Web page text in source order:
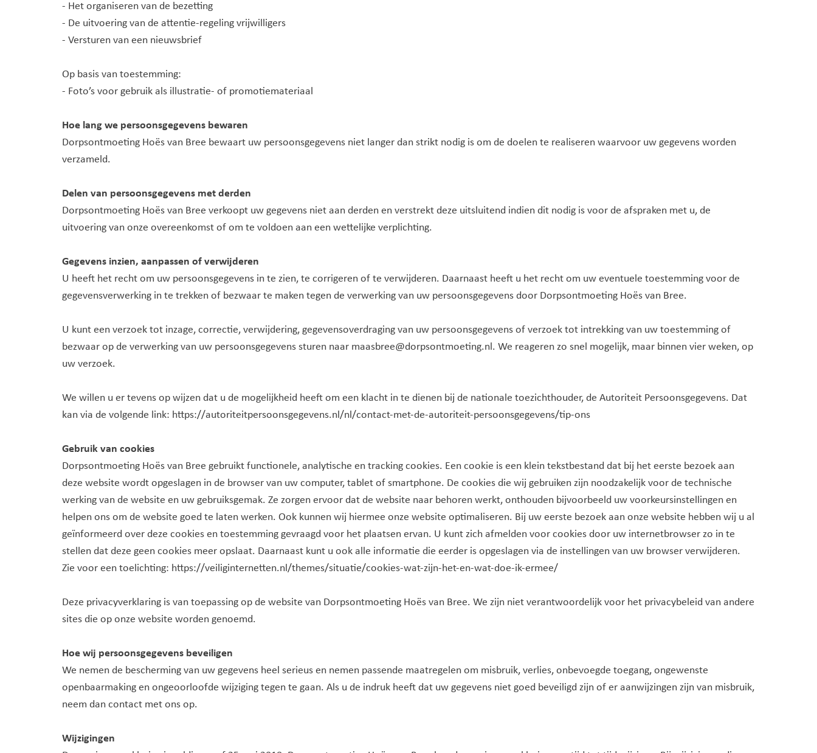
- Het organiseren van de bezetting
- De uitvoering van de attentie-regeling vrijwilligers
- Versturen van een nieuwsbrief
Op basis van toestemming:
- Foto’s voor gebruik als illustratie- of promotiemateriaal
Hoe lang we persoonsgegevens bewaren
Dorpsontmoeting Hoës van Bree bewaart uw persoonsgegevens niet langer dan strikt nodig is om de doelen te realiseren waarvoor uw gegevens worden
verzameld.
Delen van persoonsgegevens met derden
Dorpsontmoeting Hoës van Bree verkoopt uw gegevens niet aan derden en verstrekt deze uitsluitend indien dit nodig is voor de afspraken met u, de
uitvoering van onze overeenkomst of om te voldoen aan een wettelijke verplichting.
Gegevens inzien, aanpassen of verwijderen
U heeft het recht om uw persoonsgegevens in te zien, te corrigeren of te verwijderen. Daarnaast heeft u het recht om uw eventuele toestemming voor de
gegevensverwerking in te trekken of bezwaar te maken tegen de verwerking van uw persoonsgegevens door Dorpsontmoeting Hoës van Bree.
U kunt een verzoek tot inzage, correctie, verwijdering, gegevensoverdraging van uw persoonsgegevens of verzoek tot intrekking van uw toestemming of
bezwaar op de verwerking van uw persoonsgegevens sturen naar maasbree@dorpsontmoeting.nl. We reageren zo snel mogelijk, maar binnen vier weken, op
uw verzoek.
We willen u er tevens op wijzen dat u de mogelijkheid heeft om een klacht in te dienen bij de nationale toezichthouder, de Autoriteit Persoonsgegevens. Dat
kan via de volgende link: https://autoriteitpersoonsgegevens.nl/nl/contact-met-de-autoriteit-persoonsgegevens/tip-ons
​Gebruik van cookies
Dorpsontmoeting Hoës van Bree gebruikt functionele, analytische en tracking cookies. Een cookie is een klein tekstbestand dat bij het eerste bezoek aan
deze website wordt opgeslagen in de browser van uw computer, tablet of smartphone. De cookies die wij gebruiken zijn noodzakelijk voor de technische
werking van de website en uw gebruiksgemak. Ze zorgen ervoor dat de website naar behoren werkt, onthouden bijvoorbeeld uw voorkeursinstellingen en
helpen ons om de website goed te laten werken. Ook kunnen wij hiermee onze website optimaliseren. Bij uw eerste bezoek aan onze website hebben wij u al
geïnformeerd over deze cookies en toestemming gevraagd voor het plaatsen ervan. U kunt zich afmelden voor cookies door uw internetbrowser zo in te
stellen dat deze geen cookies meer opslaat. Daarnaast kunt u ook alle informatie die eerder is opgeslagen via de instellingen van uw browser verwijderen.
Zie voor een toelichting: https://veiliginternetten.nl/themes/situatie/cookies-wat-zijn-het-en-wat-doe-ik-ermee/
Deze privacyverklaring is van toepassing op de website van Dorpsontmoeting Hoës van Bree. We zijn niet verantwoordelijk voor het privacybeleid van andere
sites die op onze website worden genoemd.
Hoe wij persoonsgegevens beveiligen
We nemen de bescherming van uw gegevens heel serieus en nemen passende maatregelen om misbruik, verlies, onbevoegde toegang, ongewenste
openbaarmaking en ongeoorloofde wijziging tegen te gaan. Als u de indruk heeft dat uw gegevens niet goed beveiligd zijn of er aanwijzingen zijn van misbruik,
neem dan contact met ons op.
Wijzigingen